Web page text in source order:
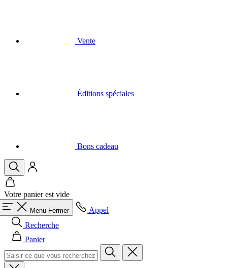
Votre panier est vide
Menu
Panier
Hommes
Tout dans la catégorie Hommes